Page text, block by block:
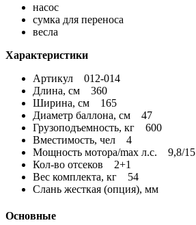
насос
сумка для переноса
весла
Характеристики
Артикул 012-014
Длина, см 360
Ширина, см 165
Диаметр баллона, см 47
Грузоподъемность, кг 600
Вместимость, чел 4
Мощность мотора/max л.с. 9,8/15
Кол-во отсеков 2+1
Вес комплекта, кг 54
Слань жесткая (опция), мм
Основные